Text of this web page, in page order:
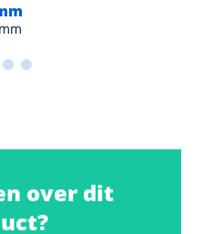
over dit